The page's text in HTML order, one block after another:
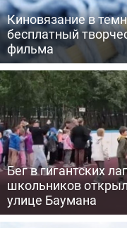
Киновязание в
бесплатный
фильма
Бег в гигантских
школьников
улице Баумана